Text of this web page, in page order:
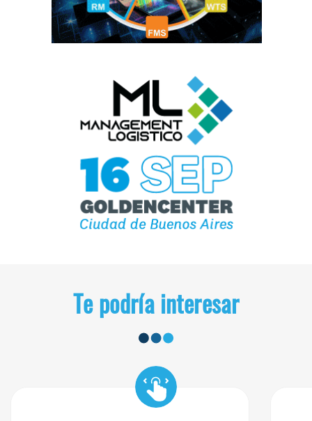
Te podría interesar